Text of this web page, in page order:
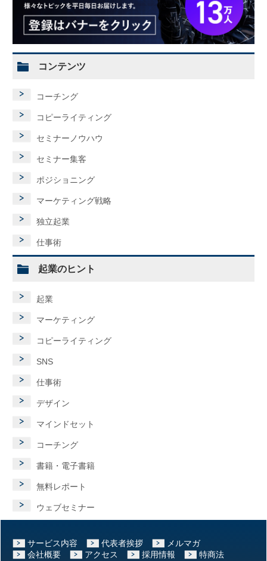
コンテンツ
コーチング
コピーライティング
セミナーノウハウ
セミナー集客
ポジショニング
マーケティング戦略
独立起業
仕事術
起業のヒント
起業
マーケティング
コピーライティング
SNS
仕事術
デザイン
マインドセット
コーチング
書籍・電子書籍
無料レポート
ウェブセミナー
サービス内容 代表者挨拶
メルマガ
会社概要
アクセス 採用情報 特商法